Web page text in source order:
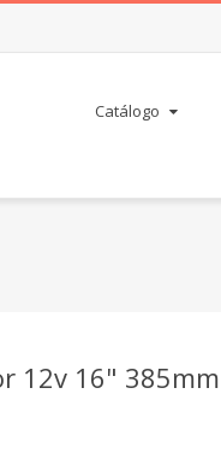
Catálogo
12v 16" 385mm